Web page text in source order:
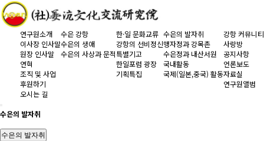
연구원소개
이사장 인사말
원장 인사말
연혁
조직 및 사업
후원하기
오시는 길
수은 강항
수은의 생애
수은의 사상과 문적
한·일 문화교류
강항의 선비정신
특별기고
한일포럼 광장
기획특집
수은의 발자취
맹자정과 강목촌
수은정과 내산서원
국내활동
국제(일본,중국) 활동
강항 커뮤니티
사랑방
공지사항
언론보도
자료실
연구원앨범
수은의 발자취
수은의 발자취